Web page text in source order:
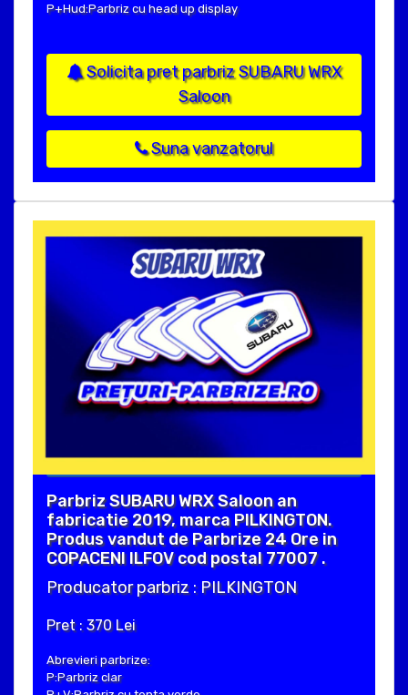
P+Hud:Parbriz cu head up display
Solicita pret parbriz SUBARU WRX
Saloon
Suna vanzatorul
Parbriz SUBARU WRX Saloon an
fabricatie 2019, marca PILKINGTON.
Produs vandut de Parbrize 24 Ore in
COPACENI ILFOV cod postal 77007 .
Producator parbriz : PILKINGTON
Pret : 370 Lei
Abrevieri parbrize:
P:Parbriz clar